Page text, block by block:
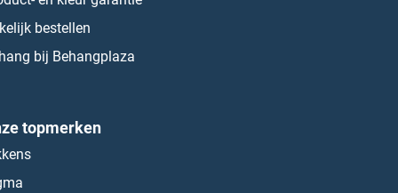
bestellen
bij Behangplaza
topmerken